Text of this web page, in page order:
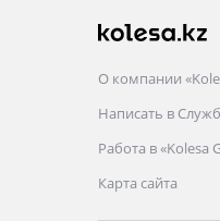
О компании
Написать в
Работа в «Kolesa
Карта сайта